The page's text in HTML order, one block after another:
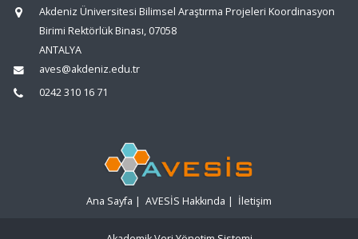
Akdeniz Üniversitesi Bilimsel Araştırma Projeleri Koordinasyon
Birimi Rektörlük Binası, 07058
ANTALYA
aves@akdeniz.edu.tr
0242 310 16 71
Ana Sayfa | AVESİS Hakkında | İletişim